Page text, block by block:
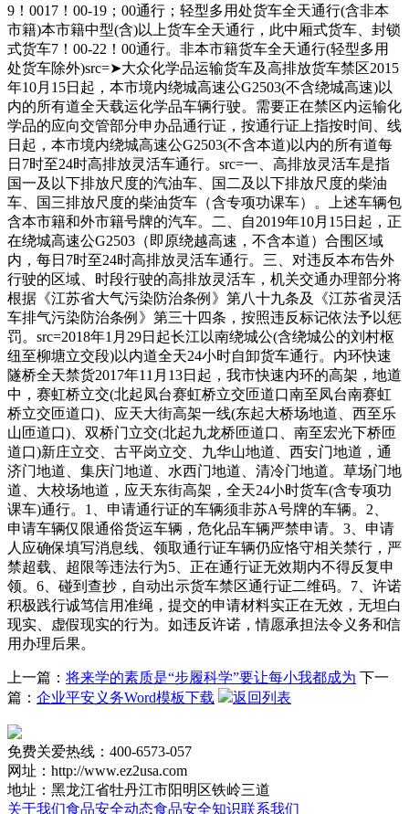
9！0017！00-19；00通行；轻型多用处货车全天通行(含非本
市籍)本市籍中型(含)以上货车全天通行，此中厢式货车、封锁
式货车7！00-22！00通行。非本市籍货车全天通行(轻型多用
处货车除外)src=➤大众化学品运输货车及高排放货车禁区2015
年10月15日起，本市境内绕城高速公G2503(不含绕城高速)以
内的所有道全天载运化学品车辆行驶。需要正在禁区内运输化
学品的应向交管部分申办品通行证，按通行证上指按时间、线
日起，本市境内绕城高速公G2503(不含本道)以内的所有道每
日7时至24时高排放灵活车通行。src=一、高排放灵活车是指
国一及以下排放尺度的汽油车、国二及以下排放尺度的柴油
车、国三排放尺度的柴油货车（含专项功课车）。上述车辆包
含本市籍和外市籍号牌的汽车。二、自2019年10月15日起，正
在绕城高速公G2503（即原绕越高速，不含本道）合围区域
内，每日7时至24时高排放灵活车通行。三、对违反本布告外
行驶的区域、时段行驶的高排放灵活车，机关交通办理部分将
根据《江苏省大气污染防治条例》第八十九条及《江苏省灵活
车排气污染防治条例》第三十四条，按照违反标记依法予以惩
罚。src=2018年1月29日起长江以南绕城公(含绕城公的刘村枢
纽至柳塘立交段)以内道全天24小时自卸货车通行。内环快速
隧桥全天禁货2017年11月13日起，我市快速内环的高架，地道
中，赛虹桥立交(北起凤台赛虹桥立交匝道口南至凤台南赛虹
桥立交匝道口)、应天大街高架一线(东起大桥场地道、西至乐
山匝道口)、双桥门立交(北起九龙桥匝道口、南至宏光下桥匝
道口)新庄立交、古平岗立交、九华山地道、西安门地道，通
济门地道、集庆门地道、水西门地道、清冷门地道。草场门地
道、大校场地道，应天东街高架，全天24小时货车(含专项功
课车)通行。1、申请通行证的车辆须非苏A号牌的车辆。2、
申请车辆仅限通俗货运车辆，危化品车辆严禁申请。3、申请
人应确保填写消息线、领取通行证车辆仍应恪守相关禁行，严
禁超载、超限等违法行为5、正在通行证无效期内不得反复申
领。6、碰到查抄，自动出示货车禁区通行证二维码。7、许诺
积极践行诚笃信用准绳，提交的申请材料实正在无效，无坦白
现实、虚假现实的行为。如违反许诺，情愿承担法令义务和信
用办理后果。
上一篇： 将来学的素质是“步履科学”要让每小我都成为 下一
篇： 企业平安义务Word模板下载 返回列表
免费关爱热线：400-6573-057
网址：http://www.ez2usa.com
地址：黑龙江省牡丹江市阳明区铁岭三道
关于我们食品安全动态食品安全知识联系我们